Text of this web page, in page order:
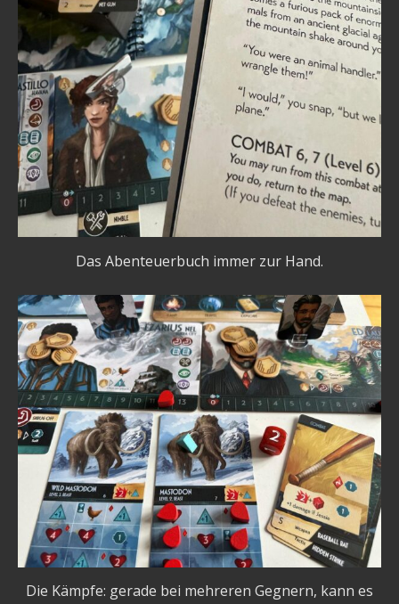
Das Abenteuerbuch immer zur Hand.
Die Kämpfe: gerade bei mehreren Gegnern, kann es